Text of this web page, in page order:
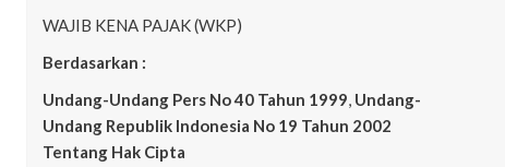
WAJIB KENA PAJAK (WKP)
Berdasarkan :
Undang-Undang Pers No 40 Tahun 1999, Undang-
Undang Republik Indonesia No 19 Tahun 2002
Tentang Hak Cipta